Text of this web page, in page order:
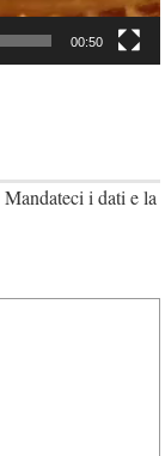
00:50
Mandateci i dati e la